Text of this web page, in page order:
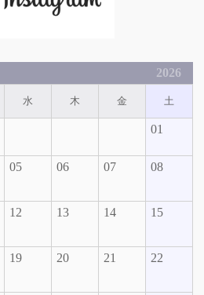
2026
水 木 金 土
01
05 06 07 08
12 13 14 15
19 20 21 22